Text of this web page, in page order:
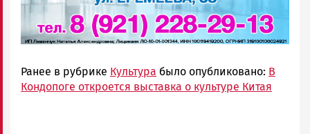
Ранее в рубрике Культура было опубликовано: В
Кондопоге откроется выставка о культуре Китая